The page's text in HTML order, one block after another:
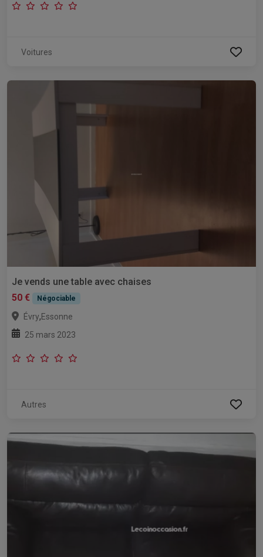
Voitures
Je vends une table avec chaises
50 €
Négociable
Évry,Essonne
25 mars 2023
Autres